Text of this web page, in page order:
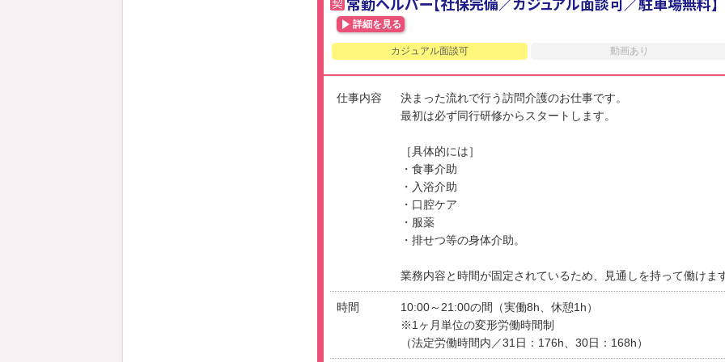
契 常勤ヘルパー【社保完備／カジュアル面談可／駐車場無料】
詳細を見る
カジュアル面談可 動画あり
仕事内容
決まった流れで行う訪問介護のお仕事です。
最初は必ず同行研修からスタートします。
［具体的には］
・食事介助
・入浴介助
・口腔ケア
・服薬
・排せつ等の身体介助。
業務内容と時間が固定されているため、見通しを持って働けます
時間
10:00～21:00の間（実働8h、休憩1h）
※1ヶ月単位の変形労働時間制
（法定労働時間内／31日：176h、30日：168h）